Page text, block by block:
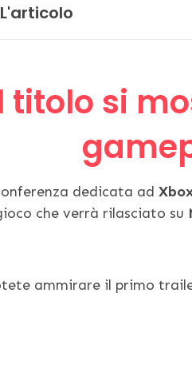
titolo si
dedicata ad
che verrà rilasciato su
ammirare il primo